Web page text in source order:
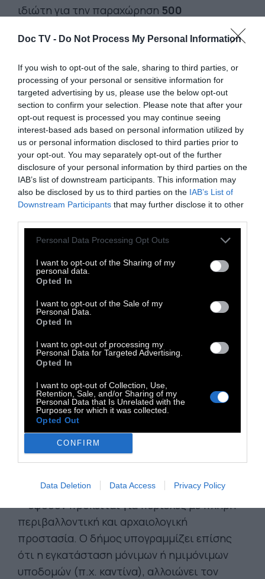
Doc TV - Do Not Process My Personal Information
If you wish to opt-out of the sale, sharing to third parties, or
processing of your personal or sensitive information for
targeted advertising by us, please use the below opt-out
section to confirm your selection. Please note that after your
opt-out request is processed you may continue seeing
interest-based ads based on personal information utilized by
us or personal information disclosed to third parties prior to
your opt-out. You may separately opt-out of the further
disclosure of your personal information by third parties on the
IAB’s list of downstream participants. This information may
also be disclosed by us to third parties on the IAB’s List of
Downstream Participants that may further disclose it to other
Personal Data Processing Opt Outs
I want to opt-out of the Sharing of my
personal data.
Opted In
I want to opt-out of the Sale of my
Personal Data.
Opted In
I want to opt-out of processing my
Personal Data for Targeted Advertising.
Opted In
I want to opt-out of Collection, Use,
Retention, Sale, and/or Sharing of my
Personal Data that Is Unrelated with the
Purposes for which it was collected.
Opted Out
CONFIRM
Data Deletion Data Access Privacy Policy
ιδιώτη για την παραχώρηση 500
σε καθεμία από τις
δύο παραλίες, για την ανάπτυξη
Ηαναστολήκοινοποιήθηκε στον Δήμο Νάξου
και των Μικρών Κυκλάδων, ο οποίος είχε ήδη
εκφράσει έντονες αντιρρήσεις. Βάσει του
ισχύοντος πλαισίου, οι δήμοι δεν διαθέτουν
αρμοδιότητα για την εκμίσθωση αιγιαλού με
ομπρελοκαθίσματα· η σχετική απόφαση
λαμβάνεται σε κεντρικό επίπεδο από το
αρμόδιο υπουργείο, το οποίο και διενεργεί
τη διαδικασία δημοπρασίας.
Ο δήμαρχος Δημήτρης Λιανός ζήτησε να
σταματήσει η δημοπρασία
κάνει καμία αντίστοιχη μίσθωση όχι μόνο
Κυκλάδες —Ηρακλειά, Σχοινούσα και Δονούσα
— εφόσον πρόκειται για περιοχές με πλήρη
περιβαλλοντική και αρχαιολογική
προστασία. Ο δήμος υπογραμμίζει επίσης
ότι η εγκατάσταση μόνιμων ή ημιμόνιμων
υποδομών (π.χ. καντίνα), αλλοιώνει τον